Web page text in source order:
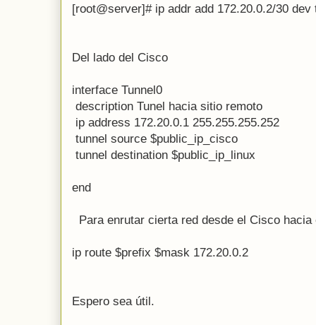
[root@server]# ip addr add 172.20.0.2/30 dev
Del lado del Cisco
interface Tunnel0
description Tunel hacia sitio remoto
ip address 172.20.0.1 255.255.255.252
tunnel source $public_ip_cisco
tunnel destination $public_ip_linux
end
Para enrutar cierta red desde el Cisco
ip route $prefix $mask 172.20.0.2
Espero sea útil.